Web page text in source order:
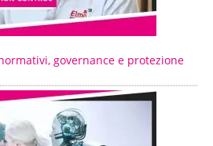
governance e protezione